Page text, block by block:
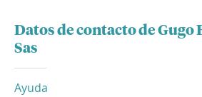
Datos de contacto de Gugo
Sas
Ayuda